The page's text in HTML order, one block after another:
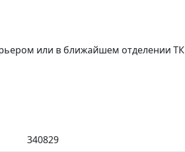
или в ближайшем отделении ТК
340829